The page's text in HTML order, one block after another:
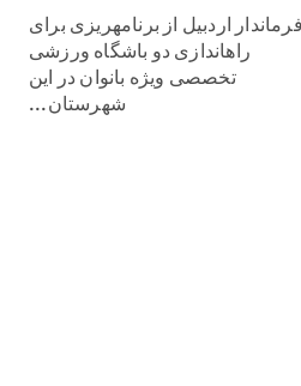
فرماندار اردبیل از برنامهریزی برای
راهاندازی دو باشگاه ورزشی
تخصصی ویژه بانوان در این
شهرستان...